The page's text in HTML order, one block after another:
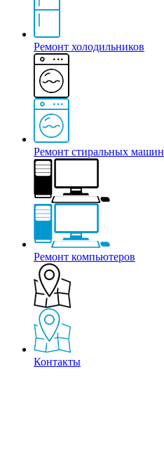
Ремонт холодильников
Ремонт стиральных машин
Ремонт компьютеров
Контакты